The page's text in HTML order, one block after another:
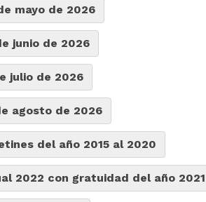
mayo de 2026
junio de 2026
julio de 2026
agosto de 2026
del año 2015 al 2020
2022 con gratuidad del año